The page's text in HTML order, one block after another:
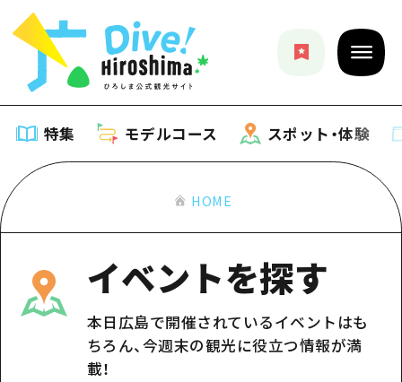
特集 モデルコース スポット・体験
おすすめ
アート
イベント・祭り
モデルコース
モデルコース一覧
Dive! Hiroshima 公式ガイド
スポット・体験
スポット・体験一覧
イベント
HOME
イベントを探す
本日広島で開催されているイベントはも
ちろん、今週末の観光に役立つ情報が満
載！